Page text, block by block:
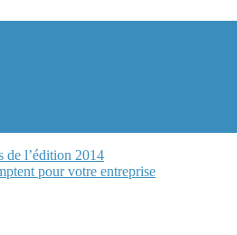
de l’édition 2014
pour votre entreprise